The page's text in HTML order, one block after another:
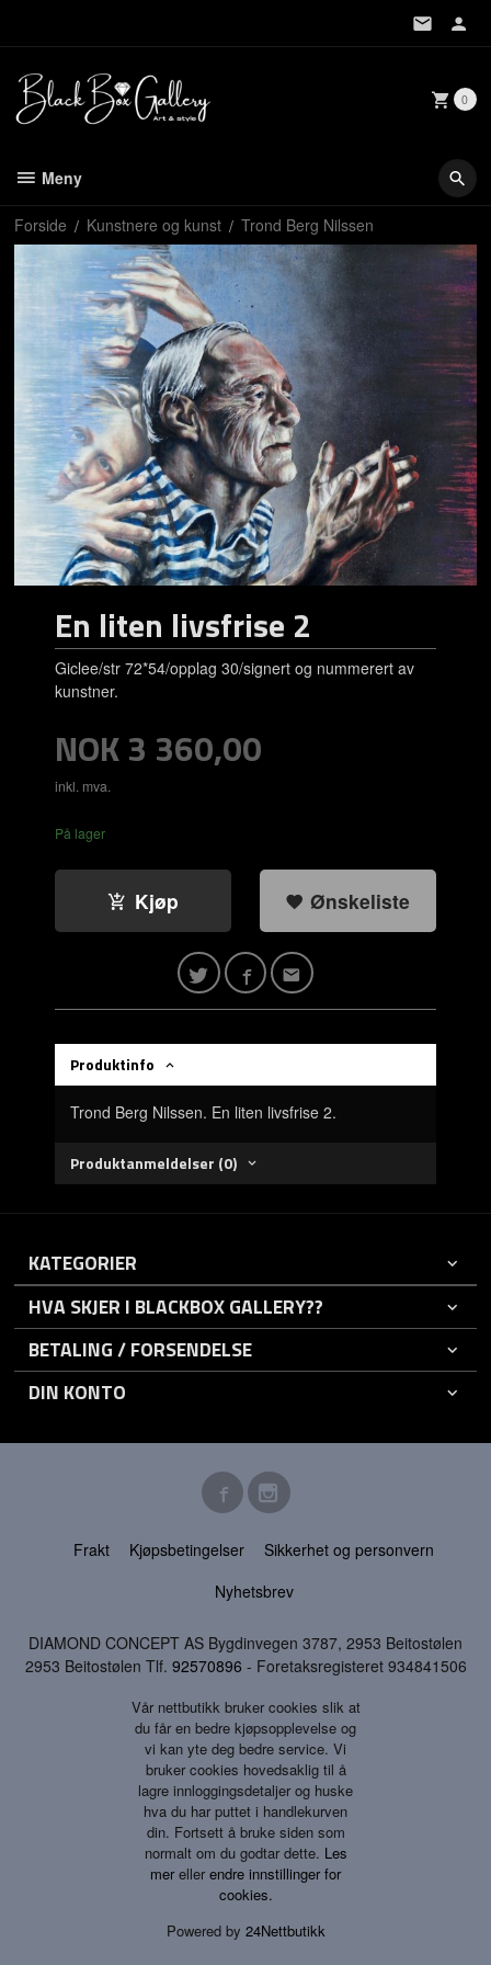
0
Meny
Forside Kunstnere og kunst Trond Berg Nilssen
En liten livsfrise 2
Giclee/str 72*54/opplag 30/signert og nummerert av
kunstner.
Pris
NOK3 360,00
inkl. mva.
På lager
Kjøp Ønskeliste
Produktinfo
Trond Berg Nilssen. En liten livsfrise 2.
Produktanmeldelser (0)
KATEGORIER
HVA SKJER I BLACKBOX GALLERY??
BETALING / FORSENDELSE
DIN KONTO
Frakt Kjøpsbetingelser
Sikkerhet og personvern
Nyhetsbrev
DIAMOND CONCEPT AS Bygdinvegen 3787, 2953 Beitostølen
2953 Beitostølen Tlf. 92570896 - Foretaksregisteret 934841506
Vår nettbutikk bruker cookies slik at
du får en bedre kjøpsopplevelse og
vi kan yte deg bedre service. Vi
bruker cookies hovedsaklig til å
lagre innloggingsdetaljer og huske
hva du har puttet i handlekurven
din. Fortsett å bruke siden som
normalt om du godtar dette. Les
mereller endre innstillinger for
cookies.
Powered by 24Nettbutikk